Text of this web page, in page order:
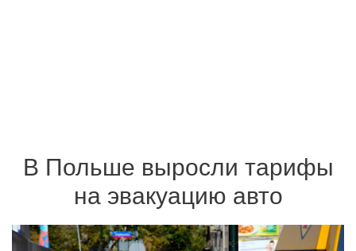
В Польше выросли тарифы
на эвакуацию авто